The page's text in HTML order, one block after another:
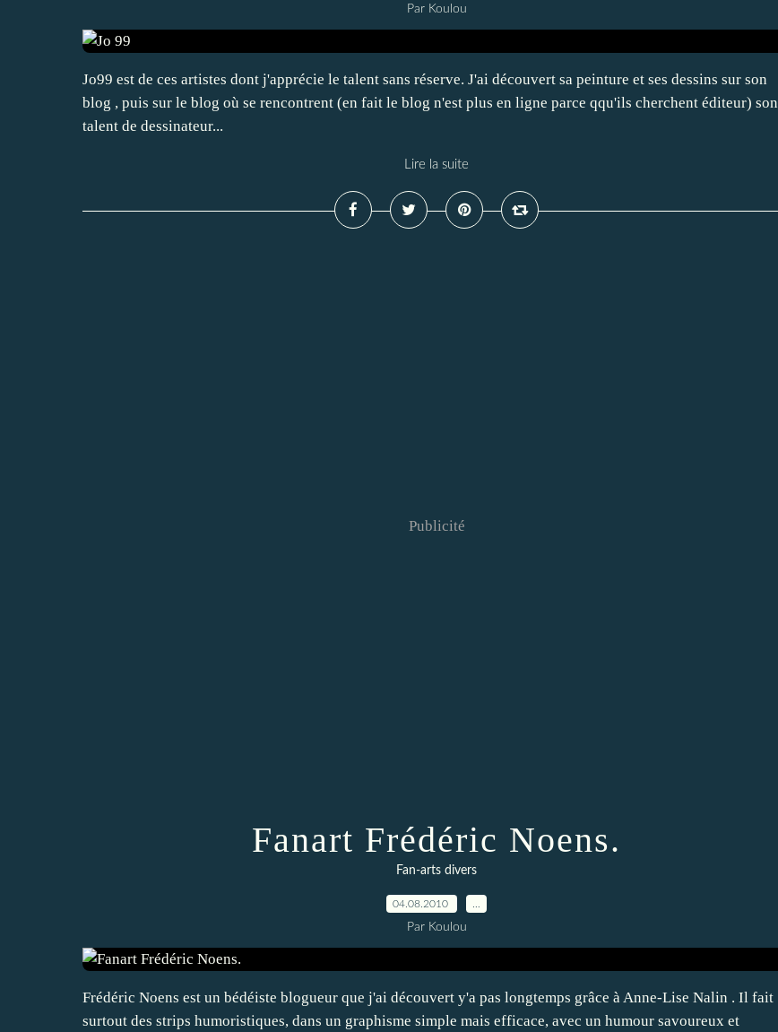
Par Koulou
Jo99 est de ces artistes dont j'apprécie le talent sans réserve. J'ai découvert sa peinture et ses dessins sur son
blog , puis sur le blog où se rencontrent (en fait le blog n'est plus en ligne parce qqu'ils cherchent éditeur) son
talent de dessinateur...
Lire la suite
Publicité
Fanart Frédéric Noens.
Fan-arts divers
04.08.2010
Par Koulou
Frédéric Noens est un bédéiste blogueur que j'ai découvert y'a pas longtemps grâce à Anne-Lise Nalin . Il fait
surtout des strips humoristiques, dans un graphisme simple mais efficace, avec un humour savoureux et